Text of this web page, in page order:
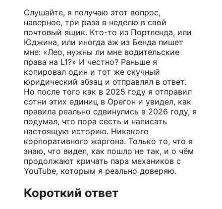
Слушайте, я получаю этот вопрос,
наверное, три раза в неделю в свой
почтовый ящик. Кто-то из Портленда, или
Юджина, или иногда аж из Бенда пишет
мне: «Лео, нужны ли мне водительские
права на L1?» И честно? Раньше я
копировал один и тот же скучный
юридический абзац и отправлял в ответ.
Но после того как в 2025 году я отправил
сотни этих единиц в Орегон и увидел, как
правила реально сдвинулись в 2026 году, я
подумал, что пора сесть и написать
настоящую историю. Никакого
корпоративного жаргона. Только то, что я
знаю, что видел, как пошло не так, и о чём
продолжают кричать пара механиков с
YouTube, которым я реально доверяю.
Короткий ответ